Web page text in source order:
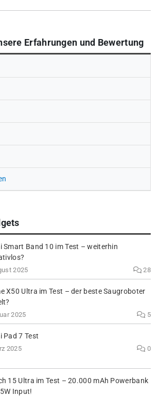
Erfahrungen und Bewertung
Smart Band 10 im Test – weiterhin
2025 28
X50 Ultra im Test – der beste Saugroboter
2025 5
Pad 7 Test
2025 0
15 Ultra im Test – 20.000 mAh Powerbank
Input!